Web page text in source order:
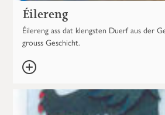
Éilereng
Éilereng ass dat klengsten Duerf aus der
grouss Geschicht.